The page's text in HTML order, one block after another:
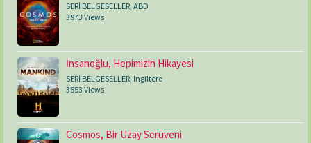
SERİ BELGESELLER, ABD
3973 Views
İnsanoğlu, Hepimizin Hikayesi
SERİ BELGESELLER, İngiltere
3553 Views
Cosmos, Bir Uzay Serüveni